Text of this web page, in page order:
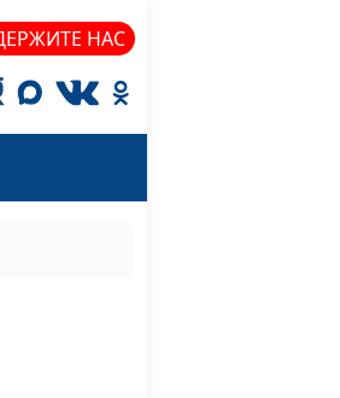
НАС
Татьяна
#6